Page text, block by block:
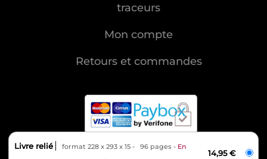
Livre relié format 228 x 293 x 15 96 pages
En
14,95 €
traceurs
Mon compte
Retours et commandes
MENTIONS LÉGALES